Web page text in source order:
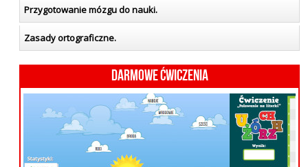
Przygotowanie mózgu do nauki.
Zasady ortograficzne.
Darmowe ćwiczenia